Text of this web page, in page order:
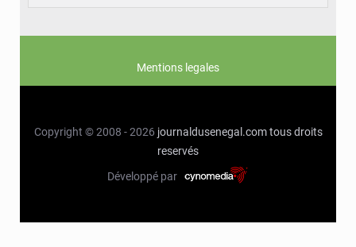
Mentions legales
Copyright © 2008 - 2026 journaldusenegal.com tous droits
reservés
Développé par